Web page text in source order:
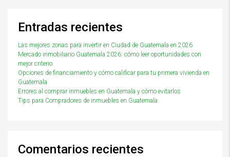
Entradas recientes
Las mejores zonas para invertir en Ciudad de Guatemala en 2026
Mercado inmobiliario Guatemala 2026: cómo leer oportunidades con
mejor criterio
Opciones de financiamiento y cómo calificar para tu primera vivienda en
Guatemala
Errores al comprar inmuebles en Guatemala y cómo evitarlos
Tips para Compradores de inmuebles en Guatemala
Comentarios recientes